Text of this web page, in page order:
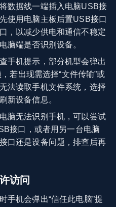
数据线一端插入电脑USB接
使用电脑主板后置USB接口
，以减少供电和通信不稳定
脑端是否识别设备。
手机提示，部分机型会弹出
，若出现需选择“文件传输”或
法读取手机文件系统，选择
新设备信息。
脑无法识别手机，可以尝试
接口，或者用另一台电脑
口还是设备问题，排查后再
访问
手机会弹出“信任此电脑”提